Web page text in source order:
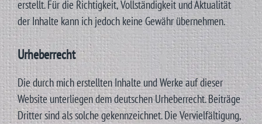
erstellt. Für die Richtigkeit, Vollständigkeit und Aktualität
der Inhalte kann ich jedoch keine Gewähr übernehmen.
Urheberrecht
Die durch mich erstellten Inhalte und Werke auf dieser
Website unterliegen dem deutschen Urheberrecht. Beiträge
Dritter sind als solche gekennzeichnet. Die Vervielfältigung,